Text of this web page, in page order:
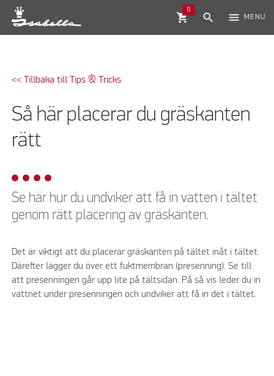
shopping_cart
0
search menu MENU
<< Tillbaka till Tips & Tricks
Så här placerar du gräskanten
rätt
Se här hur du undviker att få in vatten i tältet
genom rätt placering av gräskanten.
Det är viktigt att du placerar gräskanten på tältet inåt i tältet.
Därefter lägger du över ett fuktmembran (presenning). Se till
att presenningen går upp lite på tältsidan. På så vis leder du in
vattnet under presenningen och undviker att få in det i tältet.